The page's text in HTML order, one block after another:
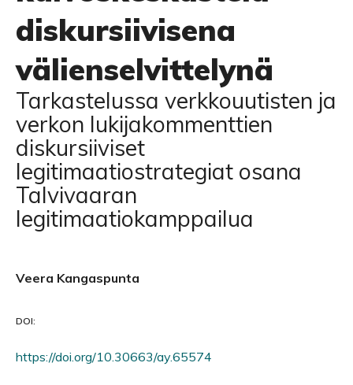
diskursiivisena
välienselvittelynä
Tarkastelussa verkkouutisten ja
verkon lukijakommenttien
diskursiiviset
legitimaatiostrategiat osana
Talvivaaran
legitimaatiokamppailua
Veera Kangaspunta
DOI:
https://doi.org/10.30663/ay.65574